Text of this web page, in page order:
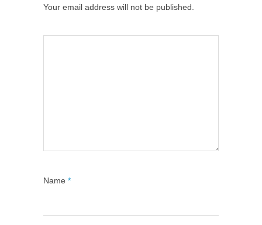
Your email address will not be published.
Name *